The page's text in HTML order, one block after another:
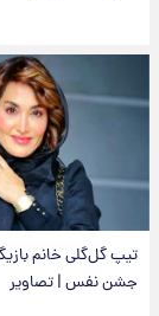
تیپ گل‌گلی خانم
جشن نفس | تصاویر